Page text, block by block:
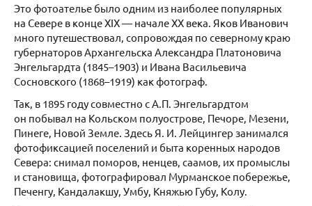
Это фотоателье было одним из наиболее популярных
на Севере в конце ХIХ — начале ХХ века. Яков Иванович
много путешествовал, сопровождая по северному краю
губернаторов Архангельска Александра Платоновича
Энгельгардта (1845–1903) и Ивана Васильевича
Сосновского (1868–1919) как фотограф.
Так, в 1895 году совместно с А.П. Энгельгардтом
он побывал на Кольском полуострове, Печоре, Мезени,
Пинеге, Новой Земле. Здесь Я. И. Лейцингер занимался
фотофиксацией поселений и быта коренных народов
Севера: снимал поморов, ненцев, саамов, их промыслы
и становища, фотографировал Мурманское побережье,
Печенгу, Кандалакшу, Умбу, Княжью Губу, Колу.